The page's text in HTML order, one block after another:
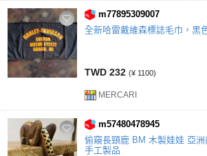
m77895309007
全新哈雷戴維森標誌毛巾，黑
TWD 232 (¥ 1100)
MERCARI
m57480478945
偷窺長頸鹿 BM 木製娃娃 亞
手工製品